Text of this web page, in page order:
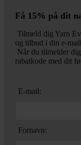
Få 15% på dit
Tilmeld dig Yarn
og tilbud i din e-
Når du tilmelder
rabatkode med dit
E-mail:
Fornavn: